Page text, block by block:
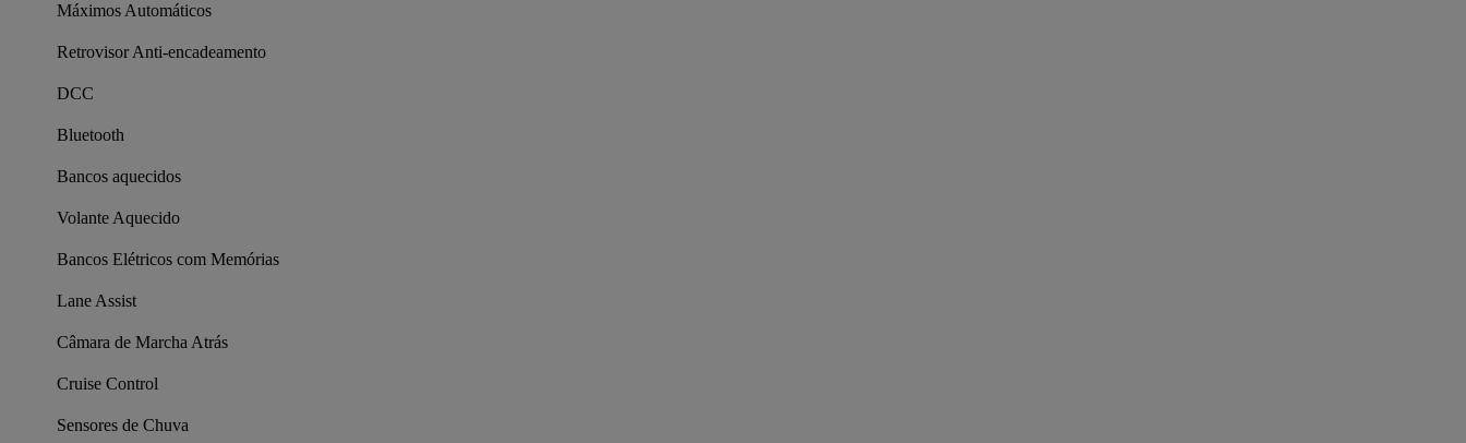
Máximos Automáticos
Retrovisor Anti-encadeamento
DCC
Bluetooth
Bancos aquecidos
Volante Aquecido
Bancos Elétricos com Memórias
Lane Assist
Câmara de Marcha Atrás
Cruise Control
Sensores de Chuva